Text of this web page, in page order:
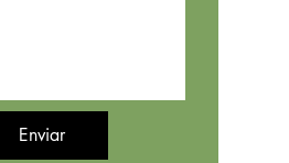
Enviar